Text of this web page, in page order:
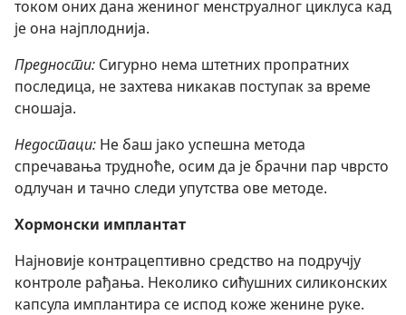
током оних дана жениног менструалног циклуса кад
је она најплоднија.
Предности: Сигурно нема штетних пропратних
последица, не захтева никакав поступак за време
сношаја.
Недостаци: Не баш јако успешна метода
спречавања трудноће, осим да је брачни пар чврсто
одлучан и тачно следи упутства ове методе.
Хормонски имплантат
Најновије контрацептивно средство на подручју
контроле рађања. Неколико сићушних силиконских
капсула имплантира се испод коже женине руке.